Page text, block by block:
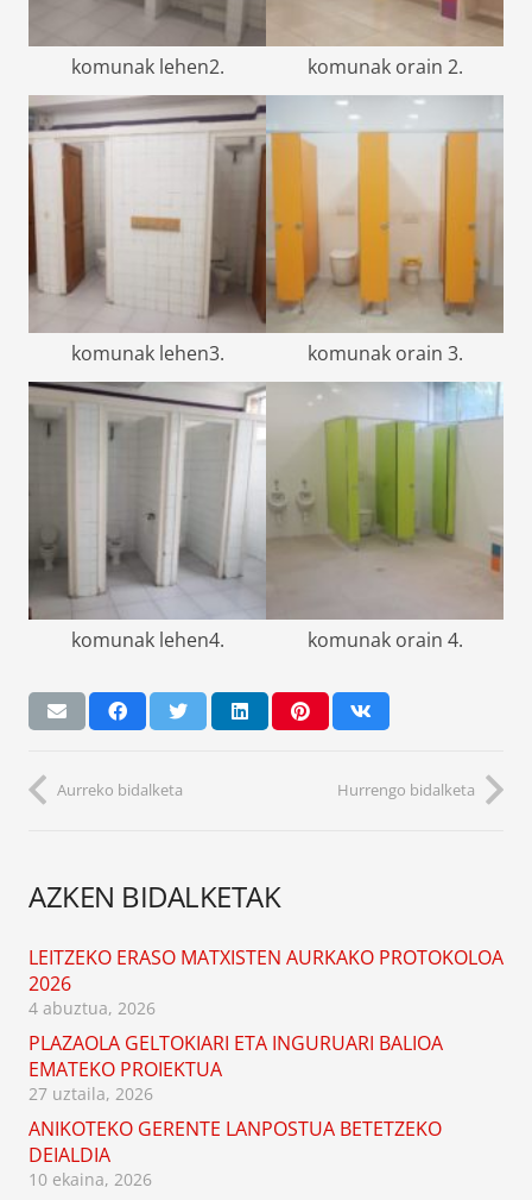
komunak lehen2. komunak orain 2.
komunak lehen3. komunak orain 3.
komunak lehen4. komunak orain 4.
Aurreko bidalketa Hurrengo bidalketa
AZKEN BIDALKETAK
LEITZEKO ERASO MATXISTEN AURKAKO PROTOKOLOA
2026
4 abuztua, 2026
PLAZAOLA GELTOKIARI ETA INGURUARI BALIOA
EMATEKO PROIEKTUA
27 uztaila, 2026
ANIKOTEKO GERENTE LANPOSTUA BETETZEKO
DEIALDIA
10 ekaina, 2026